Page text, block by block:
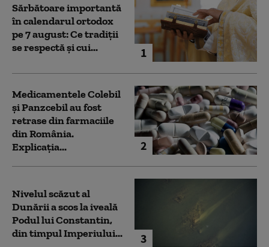
1
Sărbătoare importantă
în calendarul ortodox
pe 7 august: Ce tradiții
se respectă și cui...
2
Medicamentele Colebil
și Panzcebil au fost
retrase din farmaciile
din România.
Explicația...
3
Nivelul scăzut al
Dunării a scos la iveală
Podul lui Constantin,
din timpul Imperiului...